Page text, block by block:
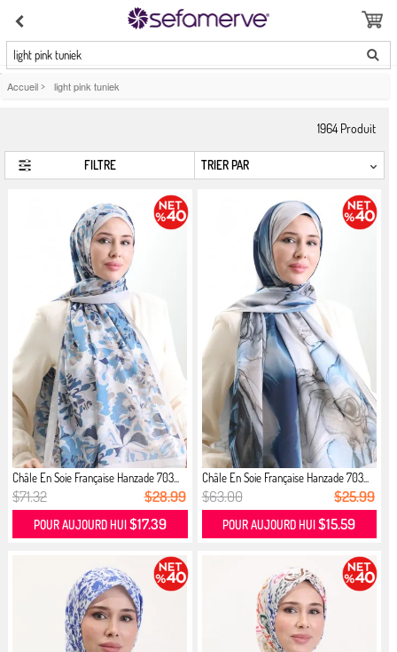
light pink tuniek
Accueil > light pink tuniek
1964 Produit
FILTRE
Châle En Soie Française Hanzade 703...
$71.32 $28.99
POUR AUJOURD HUI $17.39
Châle En Soie Française Hanzade 703...
$63.00 $25.99
POUR AUJOURD HUI$15.59